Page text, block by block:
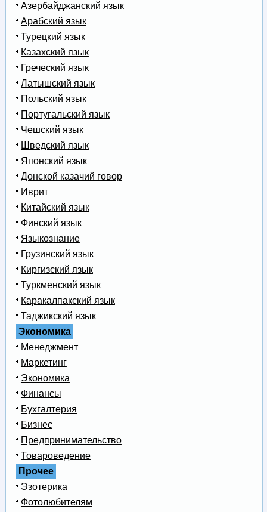
Азербайджанский язык
Арабский язык
Турецкий язык
Казахский язык
Греческий язык
Латышский язык
Польский язык
Португальский язык
Чешский язык
Шведский язык
Японский язык
Донской казачий говор
Иврит
Китайский язык
Финский язык
Языкознание
Грузинский язык
Киргизский язык
Туркменский язык
Каракалпакский язык
Таджикский язык
Экономика
Менеджмент
Маркетинг
Экономика
Финансы
Бухгалтерия
Бизнес
Предпринимательство
Товароведение
Прочее
Эзотерика
Фотолюбителям